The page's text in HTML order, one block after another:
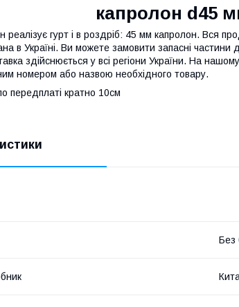
капролон d45
реалізує гурт і в роздріб: 45 мм капролон. Вся
в Україні. Ви можете замовити запасні
здійснюється у всі регіони України. На
номером або назвою необхідного товару.
передплаті кратно 10см
Без